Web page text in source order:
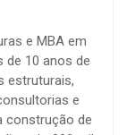
e MBA em
de 10 anos de
estruturais,
e
construção de